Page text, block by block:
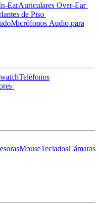
EarAuriculares Over-Ear
de Piso
Micrófonos Audio para
Teléfonos
MouseTecladosCámaras